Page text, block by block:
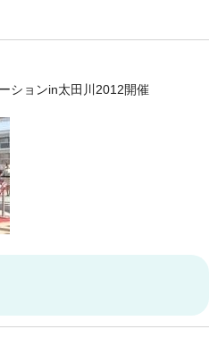
ションin太田川2012開催